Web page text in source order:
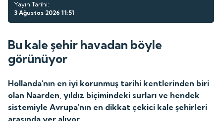
Yayın Tarihi:
3 Ağustos 2026 11:51
Bu kale şehir havadan böyle
görünüyor
Hollanda'nın en iyi korunmuş tarihi kentlerinden biri
olan Naarden, yıldız biçimindeki surları ve hendek
sistemiyle Avrupa'nın en dikkat çekici kale şehirleri